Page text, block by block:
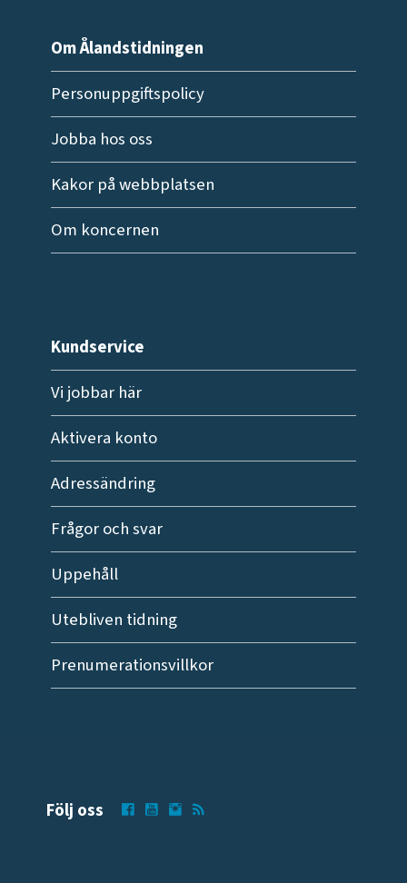
Om Ålandstidningen
Personuppgiftspolicy
Jobba hos oss
Kakor på webbplatsen
Om koncernen
Kundservice
Vi jobbar här
Aktivera konto
Adressändring
Frågor och svar
Uppehåll
Utebliven tidning
Prenumerationsvillkor
Följ oss